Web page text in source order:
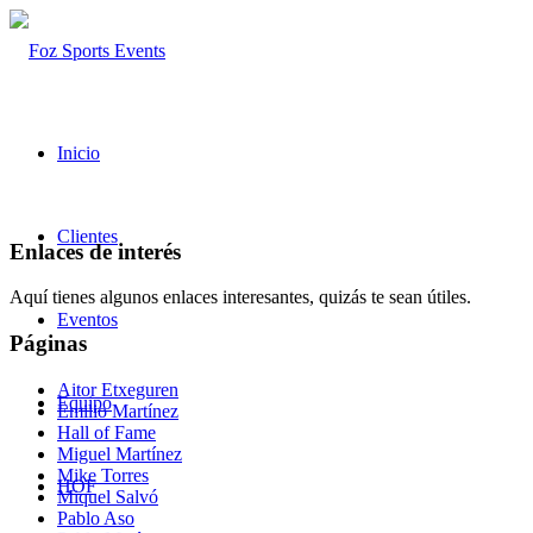
Inicio
Clientes
Eventos
Equipo
HOF
Enlaces de interés
Aquí tienes algunos enlaces interesantes, quizás te sean útiles.
Páginas
Aitor Etxeguren
Emilio Martínez
Hall of Fame
Miguel Martínez
Mike Torres
Miquel Salvó
Pablo Aso